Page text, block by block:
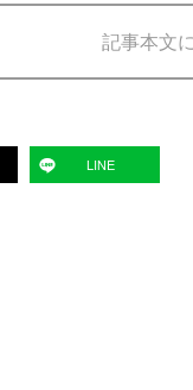
記事本文
LINE